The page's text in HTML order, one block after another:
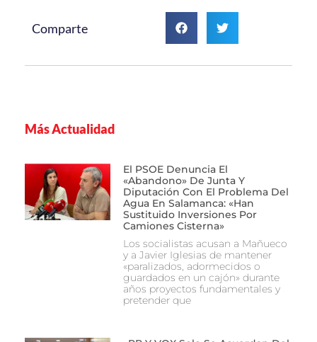
Comparte
Más Actualidad
El PSOE Denuncia El
«abandono» De Junta Y
Diputación Con El Problema Del
Agua En Salamanca: «Han
Sustituido Inversiones Por
Camiones Cisterna»
Los socialistas acusan a Mañueco
y a Javier Iglesias de mantener
«paralizados, adormecidos o
guardados en un cajón» durante
años proyectos fundamentales y
pretender que